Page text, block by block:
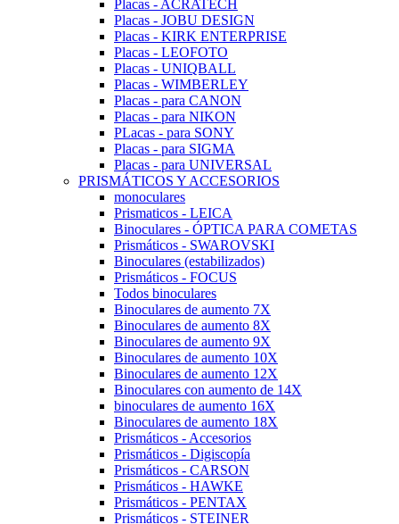
Placas - ACRATECH
Placas - JOBU DESIGN
Placas - KIRK ENTERPRISE
Placas - LEOFOTO
Placas - UNIQBALL
Placas - WIMBERLEY
Placas - para CANON
Placas - para NIKON
PLacas - para SONY
Placas - para SIGMA
Placas - para UNIVERSAL
PRISMÁTICOS Y ACCESORIOS
monoculares
Prismaticos - LEICA
Binoculares - ÓPTICA PARA COMETAS
Prismáticos - SWAROVSKI
Binoculares (estabilizados)
Prismáticos - FOCUS
Todos binoculares
Binoculares de aumento 7X
Binoculares de aumento 8X
Binoculares de aumento 9X
Binoculares de aumento 10X
Binoculares de aumento 12X
Binoculares con aumento de 14X
binoculares de aumento 16X
Binoculares de aumento 18X
Prismáticos - Accesorios
Prismáticos - Digiscopía
Prismáticos - CARSON
Prismáticos - HAWKE
Prismáticos - PENTAX
Prismáticos - STEINER